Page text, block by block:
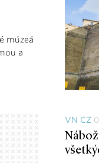
múzeá
a
VN CZ